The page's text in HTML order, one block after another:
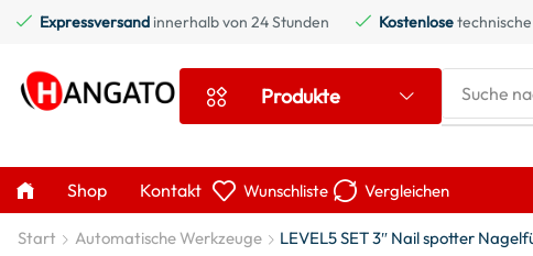
Expressversand innerhalb von 24 Stunden Kostenlose
Produkte Suche
Shop Kontakt Wunschliste Vergleichen
Start Automatische Werkzeuge LEVEL5 SET 3″ Nail spotter